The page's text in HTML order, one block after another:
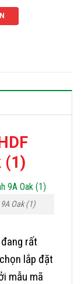
(1)
Oak (1)
rất
lắp đặt
mẫu mã